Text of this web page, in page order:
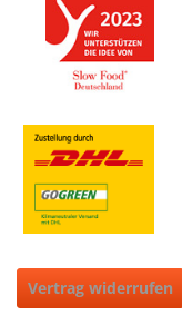
Vertrag widerrufen